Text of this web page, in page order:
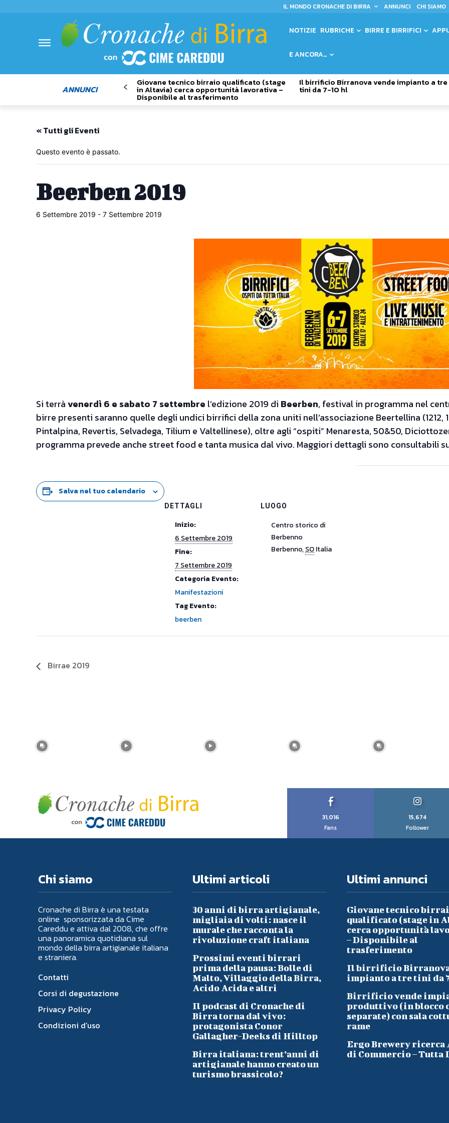
IL MONDO CRONACHE DI BIRRA ANNUNCI CHI SIAMO
NOTIZIE RUBRICHE BIRRE E BIRRIFICI
E ANCORA…
ANNUNCI
Giovane tecnico birraio qualificato (stage
in Altavia) cerca opportunità lavorativa –
Disponibile al trasferimento
Il birrificio Birranova vende impianto a tre
tini da 7-10 hl
« Tutti gli Eventi
Questo evento è passato.
Beerben 2019
6 Settembre 2019 - 7 Settembre 2019
Si terràvenerdì 6 e sabato 7 settembre l’edizione 2019 di Beerben, festival in programma nel
birre presenti saranno quelle degli undici birrifici della zona uniti nell’associazione Beertellina (1212,
Pintalpina, Revertis, Selvadega, Tilium e Valtellinese), oltre agli “ospiti” Menaresta, 50&50,
programma prevede anche street food e tanta musica dal vivo. Maggiori dettagli sono consultabili
Salva nel tuo calendario
DETTAGLI
Inizio:
6 Settembre 2019
Fine:
7 Settembre 2019
Categoria Evento:
Manifestazioni
Tag Evento:
beerben
LUOGO
Centro storico di
Berbenno
Berbenno,SOItalia
Birrae 2019
31,016
Fans
15,674
Follower
Chi siamo
Cronache di Birra è una testata
online sponsorizzata da Cime
Careddu e attiva dal 2008, che offre
una panoramica quotidiana sul
mondo della birra artigianale italiana
e straniera.
Contatti
Corsi di degustazione
Privacy Policy
Condizioni d’uso
Ultimi articoli
30 anni di birra artigianale,
migliaia di volti: nasce il
murale che racconta la
rivoluzione craft italiana
Prossimi eventi birrari
prima della pausa: Bolle di
Malto, Villaggio della Birra,
Acido Acida e altri
Il podcast di Cronache di
Birra torna dal vivo:
protagonista Conor
Gallagher-Deeks di Hilltop
Birra italiana: trent’anni di
artigianale hanno creato un
turismo brassicolo?
Ultimi annunci
Giovane tecnico
qualificato (stage in
cerca opportunità
– Disponibile al
trasferimento
Il birrificio Birranova
impianto a tre tini da
Birrificio vende
produttivo (in blocco
separate) con sala
rame
Ergo Brewery ricerca
di Commercio – Tutta